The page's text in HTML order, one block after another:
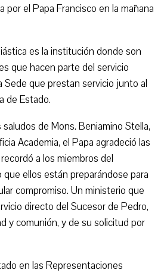
por el Papa Francisco en la mañana
es la institución donde son
que hacen parte del servicio
Sede que prestan servicio junto al
de Estado.
de Mons. Beniamino Stella,
Academia, el Papa agradeció las
a los miembros del
ellos están preparándose para
compromiso. Un ministerio que
directo del Sucesor de Pedro,
y comunión, y de su solicitud por
en las Representaciones